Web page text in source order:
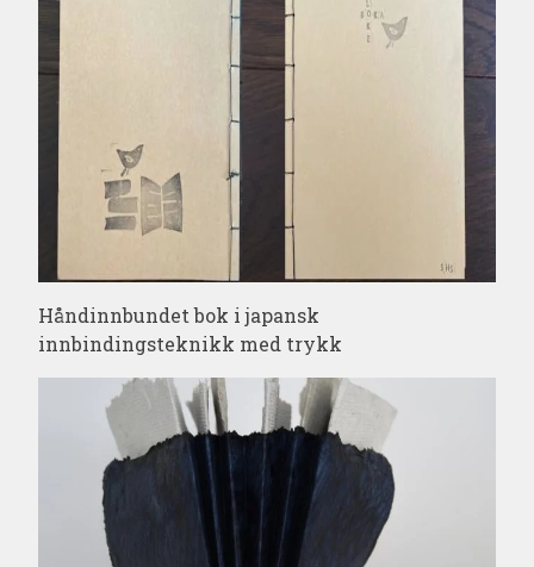
Håndinnbundet bok i japansk
innbindingsteknikk med trykk